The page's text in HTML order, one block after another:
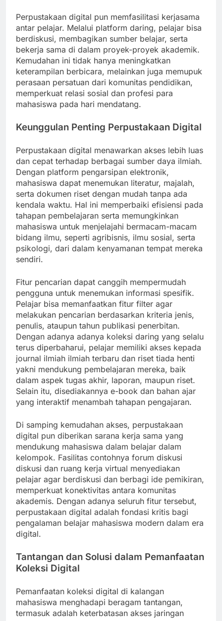
Perpustakaan digital pun memfasilitasi kerjasama
antar pelajar. Melalui platform daring, pelajar bisa
berdiskusi, membagikan sumber belajar, serta
bekerja sama di dalam proyek-proyek akademik.
Kemudahan ini tidak hanya meningkatkan
keterampilan berbicara, melainkan juga memupuk
perasaan persatuan dari komunitas pendidikan,
memperkuat relasi sosial dan profesi para
mahasiswa pada hari mendatang.
Keunggulan Penting Perpustakaan Digital
Perpustakaan digital menawarkan akses lebih luas
dan cepat terhadap berbagai sumber daya ilmiah.
Dengan platform pengarsipan elektronik,
mahasiswa dapat menemukan literatur, majalah,
serta dokumen riset dengan mudah tanpa ada
kendala waktu. Hal ini memperbaiki efisiensi pada
tahapan pembelajaran serta memungkinkan
mahasiswa untuk menjelajahi bermacam-macam
bidang ilmu, seperti agribisnis, ilmu sosial, serta
psikologi, dari dalam kenyamanan tempat mereka
sendiri.
Fitur pencarian dapat canggih mempermudah
pengguna untuk menemukan informasi spesifik.
Pelajar bisa memanfaatkan fitur filter agar
melakukan pencarian berdasarkan kriteria jenis,
penulis, ataupun tahun publikasi penerbitan.
Dengan adanya adanya koleksi daring yang selalu
terus diperbaharui, pelajar memiliki akses kepada
journal ilmiah ilmiah terbaru dan riset tiada henti
yakni mendukung pembelajaran mereka, baik
dalam aspek tugas akhir, laporan, maupun riset.
Selain itu, disediakannya e-book dan bahan ajar
yang interaktif menambah tahapan pengajaran.
Di samping kemudahan akses, perpustakaan
digital pun diberikan sarana kerja sama yang
mendukung mahasiswa dalam belajar dalam
kelompok. Fasilitas contohnya forum diskusi
diskusi dan ruang kerja virtual menyediakan
pelajar agar berdiskusi dan berbagi ide pemikiran,
memperkuat konektivitas antara komunitas
akademis. Dengan adanya seluruh fitur tersebut,
perpustakaan digital adalah fondasi kritis bagi
pengalaman belajar mahasiswa modern dalam era
digital.
Tantangan dan Solusi dalam Pemanfaatan
Koleksi Digital
Pemanfaatan koleksi digital di kalangan
mahasiswa menghadapi beragam tantangan,
termasuk adalah keterbatasan akses jaringan